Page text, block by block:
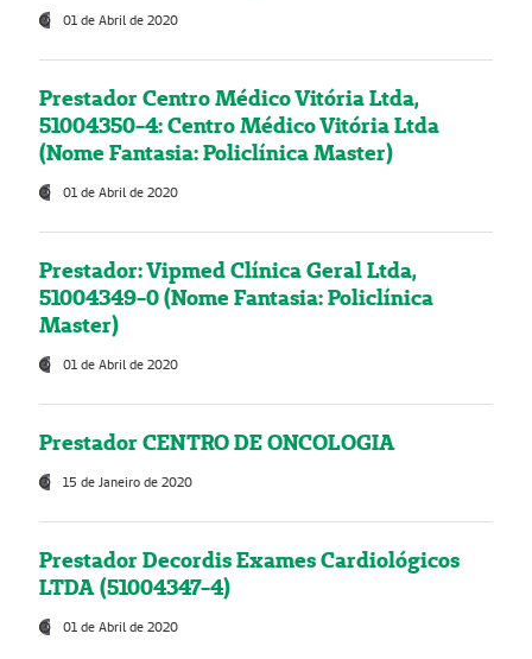
01 de Abril de 2020
Prestador Centro Médico Vitória Ltda,
51004350-4: Centro Médico Vitória Ltda
(Nome Fantasia: Policlínica Master)
01 de Abril de 2020
Prestador: Vipmed Clínica Geral Ltda,
51004349-0 (Nome Fantasia: Policlínica
Master)
01 de Abril de 2020
Prestador CENTRO DE ONCOLOGIA
15 de Janeiro de 2020
Prestador Decordis Exames Cardiológicos
LTDA (51004347-4)
01 de Abril de 2020